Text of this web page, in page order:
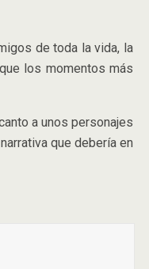
de toda la vida, la
los momentos más
a unos personajes
que debería en